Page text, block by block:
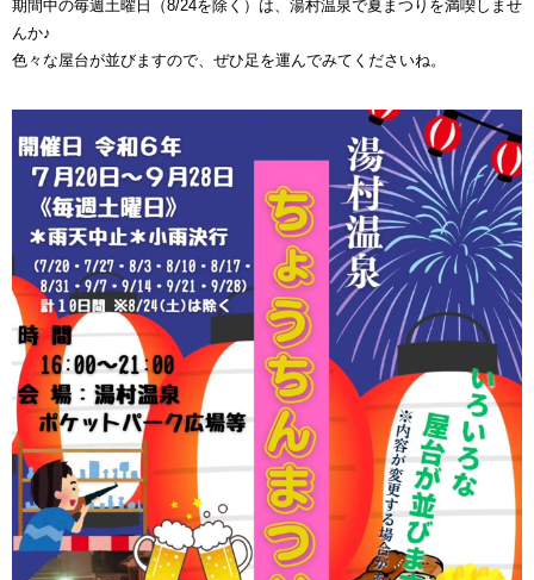
期間中の毎週土曜日（8/24を除く）は、湯村温泉で夏まつりを満喫しませ
んか♪
色々な屋台が並びますので、ぜひ足を運んでみてくださいね。